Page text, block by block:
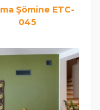
Şömine ETC-
045